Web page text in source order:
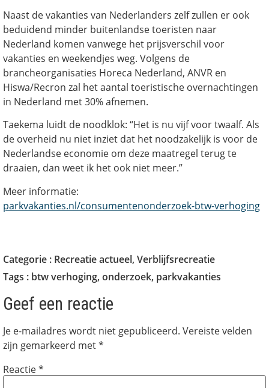
Naast de vakanties van Nederlanders zelf zullen er ook
beduidend minder buitenlandse toeristen naar
Nederland komen vanwege het prijsverschil voor
vakanties en weekendjes weg. Volgens de
brancheorganisaties Horeca Nederland, ANVR en
Hiswa/Recron zal het aantal toeristische overnachtingen
in Nederland met 30% afnemen.
Taekema luidt de noodklok: “Het is nu vijf voor twaalf. Als
de overheid nu niet inziet dat het noodzakelijk is voor de
Nederlandse economie om deze maatregel terug te
draaien, dan weet ik het ook niet meer.”
Meer informatie:
parkvakanties.nl/consumentenonderzoek-btw-verhoging
Categorie : Recreatie actueel, Verblijfsrecreatie
Tags : btw verhoging, onderzoek, parkvakanties
Geef een reactie
Je e-mailadres wordt niet gepubliceerd. Vereiste velden
zijn gemarkeerd met*
Reactie*